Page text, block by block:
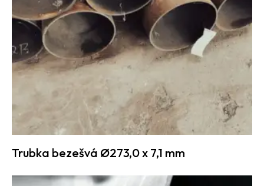
Trubka bezešvá Ø273,0 x 7,1 mm